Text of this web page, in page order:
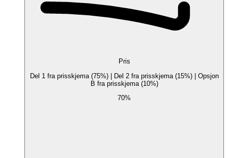
Pris
Del 1 fra prisskjema (75%) | Del 2 fra prisskjema (15%) | Opsjon
B fra prisskjema (10%)
70%